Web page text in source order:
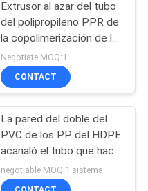
Extrusor al azar del tubo
del polipropileno PPR de
la copolimerización de la
fibra
Negotiate MOQ:1
CONTACT
La pared del doble del
PVC de los PP del HDPE
acanaló el tubo que hacía
la máquina de la
protuberancia del tubo
negotiable MOQ:1 sistema